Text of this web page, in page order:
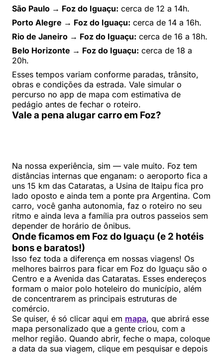
São Paulo → Foz do Iguaçu: cerca de 12 a 14h.
Porto Alegre → Foz do Iguaçu: cerca de 14 a 16h.
Rio de Janeiro → Foz do Iguaçu: cerca de 16 a 18h.
Belo Horizonte → Foz do Iguaçu: cerca de 18 a
20h.
Esses tempos variam conforme paradas, trânsito,
obras e condições da estrada. Vale simular o
percurso no app de mapa com estimativa de
pedágio antes de fechar o roteiro.
Vale a pena alugar carro em Foz?
Na nossa experiência, sim — vale muito. Foz tem
distâncias internas que enganam: o aeroporto fica a
uns 15 km das Cataratas, a Usina de Itaipu fica pro
lado oposto e ainda tem a ponte pra Argentina. Com
carro, você ganha autonomia, faz o roteiro no seu
ritmo e ainda leva a família pra outros passeios sem
depender de horário de ônibus.
Onde ficamos em Foz do Iguaçu (e 2 hotéis
bons e baratos!)
Isso fez toda a diferença em nossas viagens! Os
melhores bairros para ficar em Foz do Iguaçu são o
Centro e a Avenida das Cataratas. Esses endereços
formam o maior polo hoteleiro do município, além
de concentrarem as principais estruturas de
comércio.
Se quiser, é só clicar aqui em mapa, que abrirá esse
mapa personalizado que a gente criou, com a
melhor região. Quando abrir, feche o mapa, coloque
a data da sua viagem, clique em pesquisar e depois